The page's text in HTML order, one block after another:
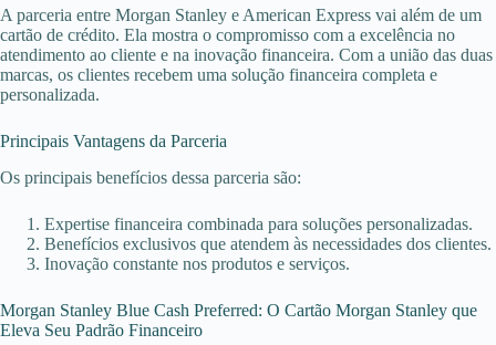
A parceria entre Morgan Stanley e American Express vai além de um
cartão de crédito. Ela mostra o compromisso com a excelência no
atendimento ao cliente e na inovação financeira. Com a união das duas
marcas, os clientes recebem uma solução financeira completa e
personalizada.
Principais Vantagens da Parceria
Os principais benefícios dessa parceria são:
Expertise financeira combinada para soluções personalizadas.
Benefícios exclusivos que atendem às necessidades dos clientes.
Inovação constante nos produtos e serviços.
Morgan Stanley Blue Cash Preferred: O Cartão Morgan Stanley que
Eleva Seu Padrão Financeiro